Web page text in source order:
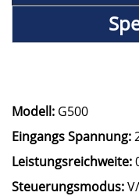
Modell: G500
Eingangs Spannung:
Leistungsreichweite:
Steuerungsmodus: